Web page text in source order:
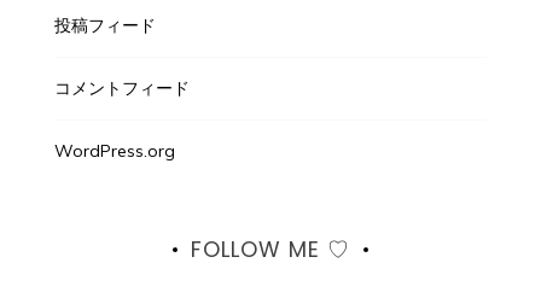
投稿フィード
コメントフィード
WordPress.org
FOLLOW ME ♡